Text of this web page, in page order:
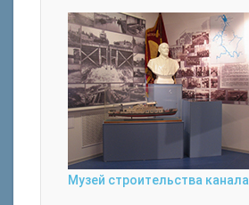
Музей строительства канала